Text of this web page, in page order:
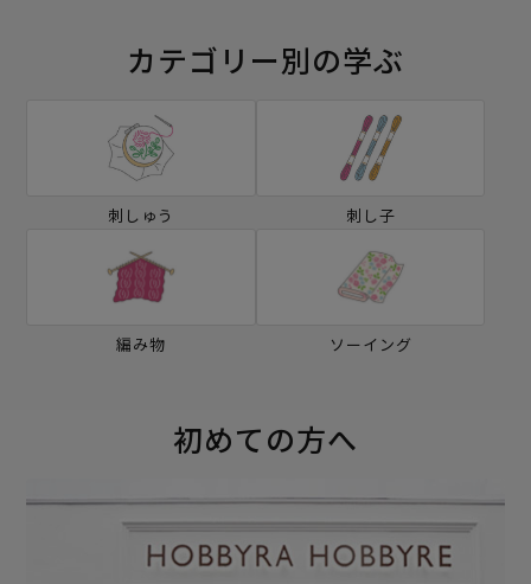
カテゴリー別の学ぶ
刺しゅう 刺し子
編み物 ソーイング
初めての方へ